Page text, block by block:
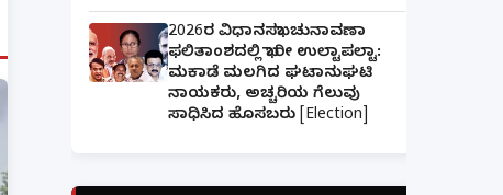
2026ರ ವಿಧಾನಸಭಾ ಚುನಾವಣಾ
ಫಲಿತಾಂಶದಲ್ಲಿ ಭಾರೀ ಉಲ್ಟಾಪಲ್ಟಾ:
ಮಕಾಡೆ ಮಲಗಿದ ಘಟಾನುಘಟಿ
ನಾಯಕರು, ಅಚ್ಚರಿಯ ಗೆಲುವು
ಸಾಧಿಸಿದ ಹೊಸಬರು [Election]